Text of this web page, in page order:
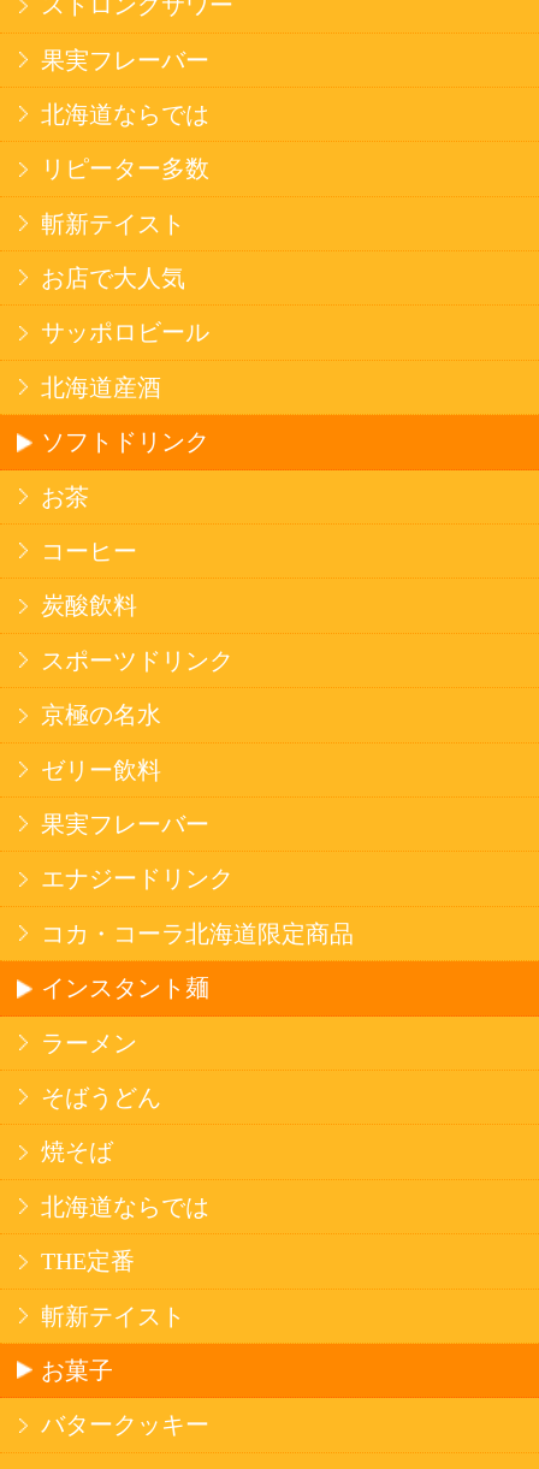
そばうどん
焼そば
北海道ならでは
THE定番
斬新テイスト
お菓子
バタークッキー
キャンディ
スナック
米菓
雑貨
国産不織布マスク
北海道アイスクリーム
名水珈琲
食品
健康カレー
ごはん
みそ汁・スープ
北海道産米
フラワーギフト
ご利用ガイド
オンライン専用お問い合わせ
カートを見る
新規ご利用登録
ログイン
セイコーマートHOME
©Secoma Company, Ltd. 2016 All rights reserved.
20歳未満の方の酒類の購入や、飲酒は法律で禁
じられています。
法令に従って、20歳未満の方への酒類のご注文
はお受けできません。
合は、酒類のお渡しをお断りしております。
表示：スマートフォン｜
このサイトは、企業の実在証明と通信の暗号化